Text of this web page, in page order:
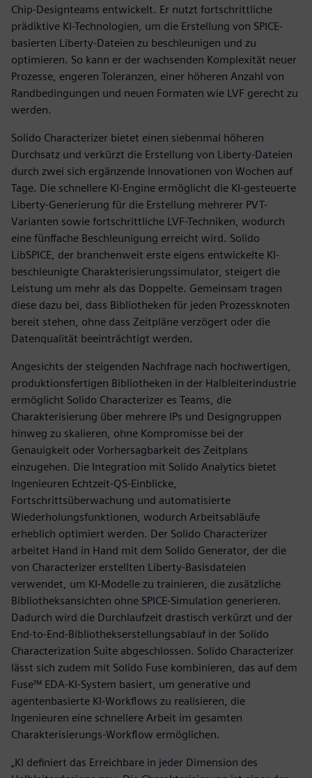
Chip-Designteams entwickelt. Er nutzt fortschrittliche
prädiktive KI-Technologien, um die Erstellung von SPICE-
basierten Liberty-Dateien zu beschleunigen und zu
optimieren. So kann er der wachsenden Komplexität neuer
Prozesse, engeren Toleranzen, einer höheren Anzahl von
Randbedingungen und neuen Formaten wie LVF gerecht zu
werden.
Solido Characterizer bietet einen siebenmal höheren
Durchsatz und verkürzt die Erstellung von Liberty-Dateien
durch zwei sich ergänzende Innovationen von Wochen auf
Tage. Die schnellere KI-Engine ermöglicht die KI-gesteuerte
Liberty-Generierung für die Erstellung mehrerer PVT-
Varianten sowie fortschrittliche LVF-Techniken, wodurch
eine fünffache Beschleunigung erreicht wird. Solido
LibSPICE, der branchenweit erste eigens entwickelte KI-
beschleunigte Charakterisierungssimulator, steigert die
Leistung um mehr als das Doppelte. Gemeinsam tragen
diese dazu bei, dass Bibliotheken für jeden Prozessknoten
bereit stehen, ohne dass Zeitpläne verzögert oder die
Datenqualität beeinträchtigt werden.
Angesichts der steigenden Nachfrage nach hochwertigen,
produktionsfertigen Bibliotheken in der Halbleiterindustrie
ermöglicht Solido Characterizer es Teams, die
Charakterisierung über mehrere IPs und Designgruppen
hinweg zu skalieren, ohne Kompromisse bei der
Genauigkeit oder Vorhersagbarkeit des Zeitplans
einzugehen. Die Integration mit Solido Analytics bietet
Ingenieuren Echtzeit-QS-Einblicke,
Fortschrittsüberwachung und automatisierte
Wiederholungsfunktionen, wodurch Arbeitsabläufe
erheblich optimiert werden. Der Solido Characterizer
arbeitet Hand in Hand mit dem Solido Generator, der die
von Characterizer erstellten Liberty-Basisdateien
verwendet, um KI-Modelle zu trainieren, die zusätzliche
Bibliotheksansichten ohne SPICE-Simulation generieren.
Dadurch wird die Durchlaufzeit drastisch verkürzt und der
End-to-End-Bibliothekserstellungsablauf in der Solido
Characterization Suite abgeschlossen. Solido Characterizer
lässt sich zudem mit Solido Fuse kombinieren, das auf dem
Fuse™ EDA-KI-System basiert, um generative und
agentenbasierte KI-Workflows zu realisieren, die
Ingenieuren eine schnellere Arbeit im gesamten
Charakterisierungs-Workflow ermöglichen.
„KI definiert das Erreichbare in jeder Dimension des